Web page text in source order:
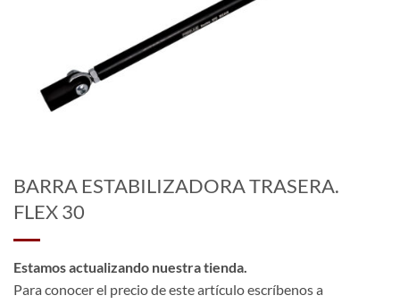
BARRA ESTABILIZADORA TRASERA.
FLEX 30
Estamos actualizando nuestra tienda.
Para conocer el precio de este artículo escríbenos a